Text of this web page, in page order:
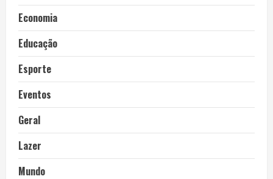
Economia
Educação
Esporte
Eventos
Geral
Lazer
Mundo